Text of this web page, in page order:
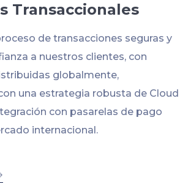
Transaccionales
de transacciones seguras y
a nuestros clientes, con
globalmente,
una estrategia robusta de Cloud
con pasarelas de pago
internacional.